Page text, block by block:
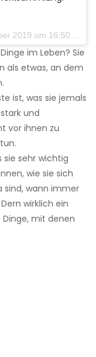
um 16:50 Uhr PDT
im Leben? Sie
als etwas, an dem
ist, was sie jemals
und
vor ihnen zu
sie sehr wichtig
wie sie sich
sind, wann immer
wirklich ein
mit denen